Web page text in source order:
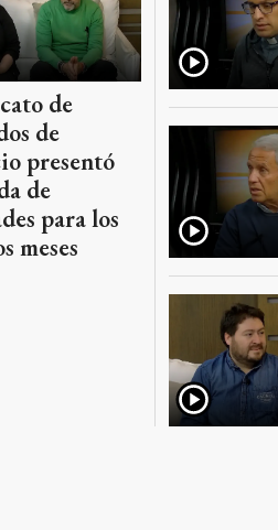
de
de
presentó
de
para los
meses